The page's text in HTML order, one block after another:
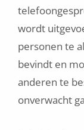
wordt
personen te
bevindt en
anderen te
onverwacht